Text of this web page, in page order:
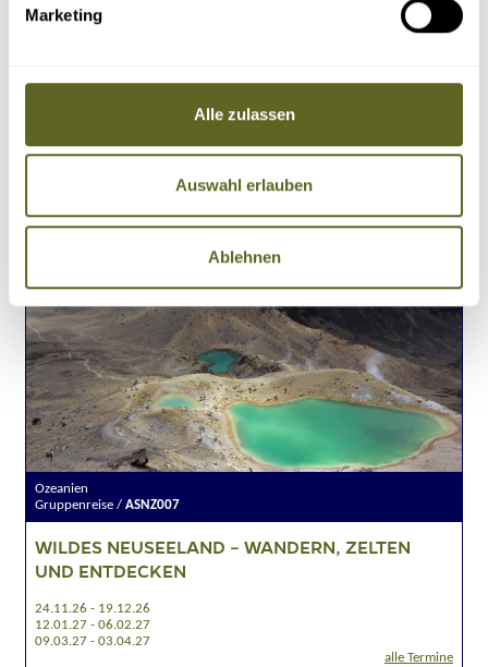
Marketing
Alle zulassen
Auswahl erlauben
Ablehnen
alle Termine
4 - 12 Personen
Ozeanien
Gruppenreise / ASNZ007
WILDES NEUSEELAND – WANDERN, ZELTEN
UND ENTDECKEN
24.11.26 - 19.12.26
12.01.27 - 06.02.27
09.03.27 - 03.04.27
alle Termine